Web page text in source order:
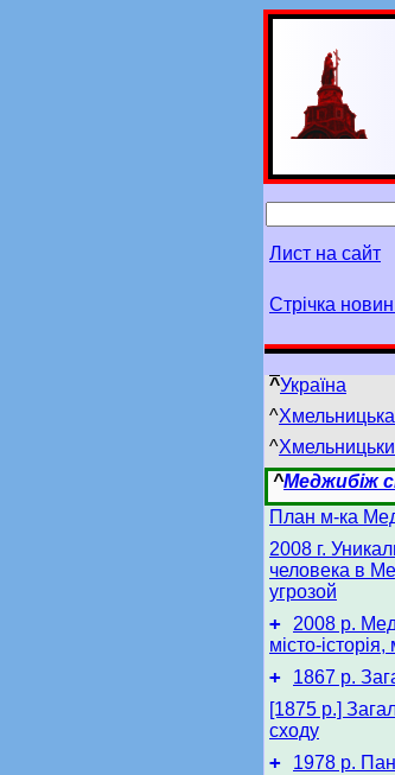
Лист на сайт
Стрічка
^Україна
^
^
^Меджибіж
План м-ка
2008 г.
человека в
угрозой
+
2008 р.
місто-
+
1867 р.
[1875 р.]
cходу
+ 1978 р.